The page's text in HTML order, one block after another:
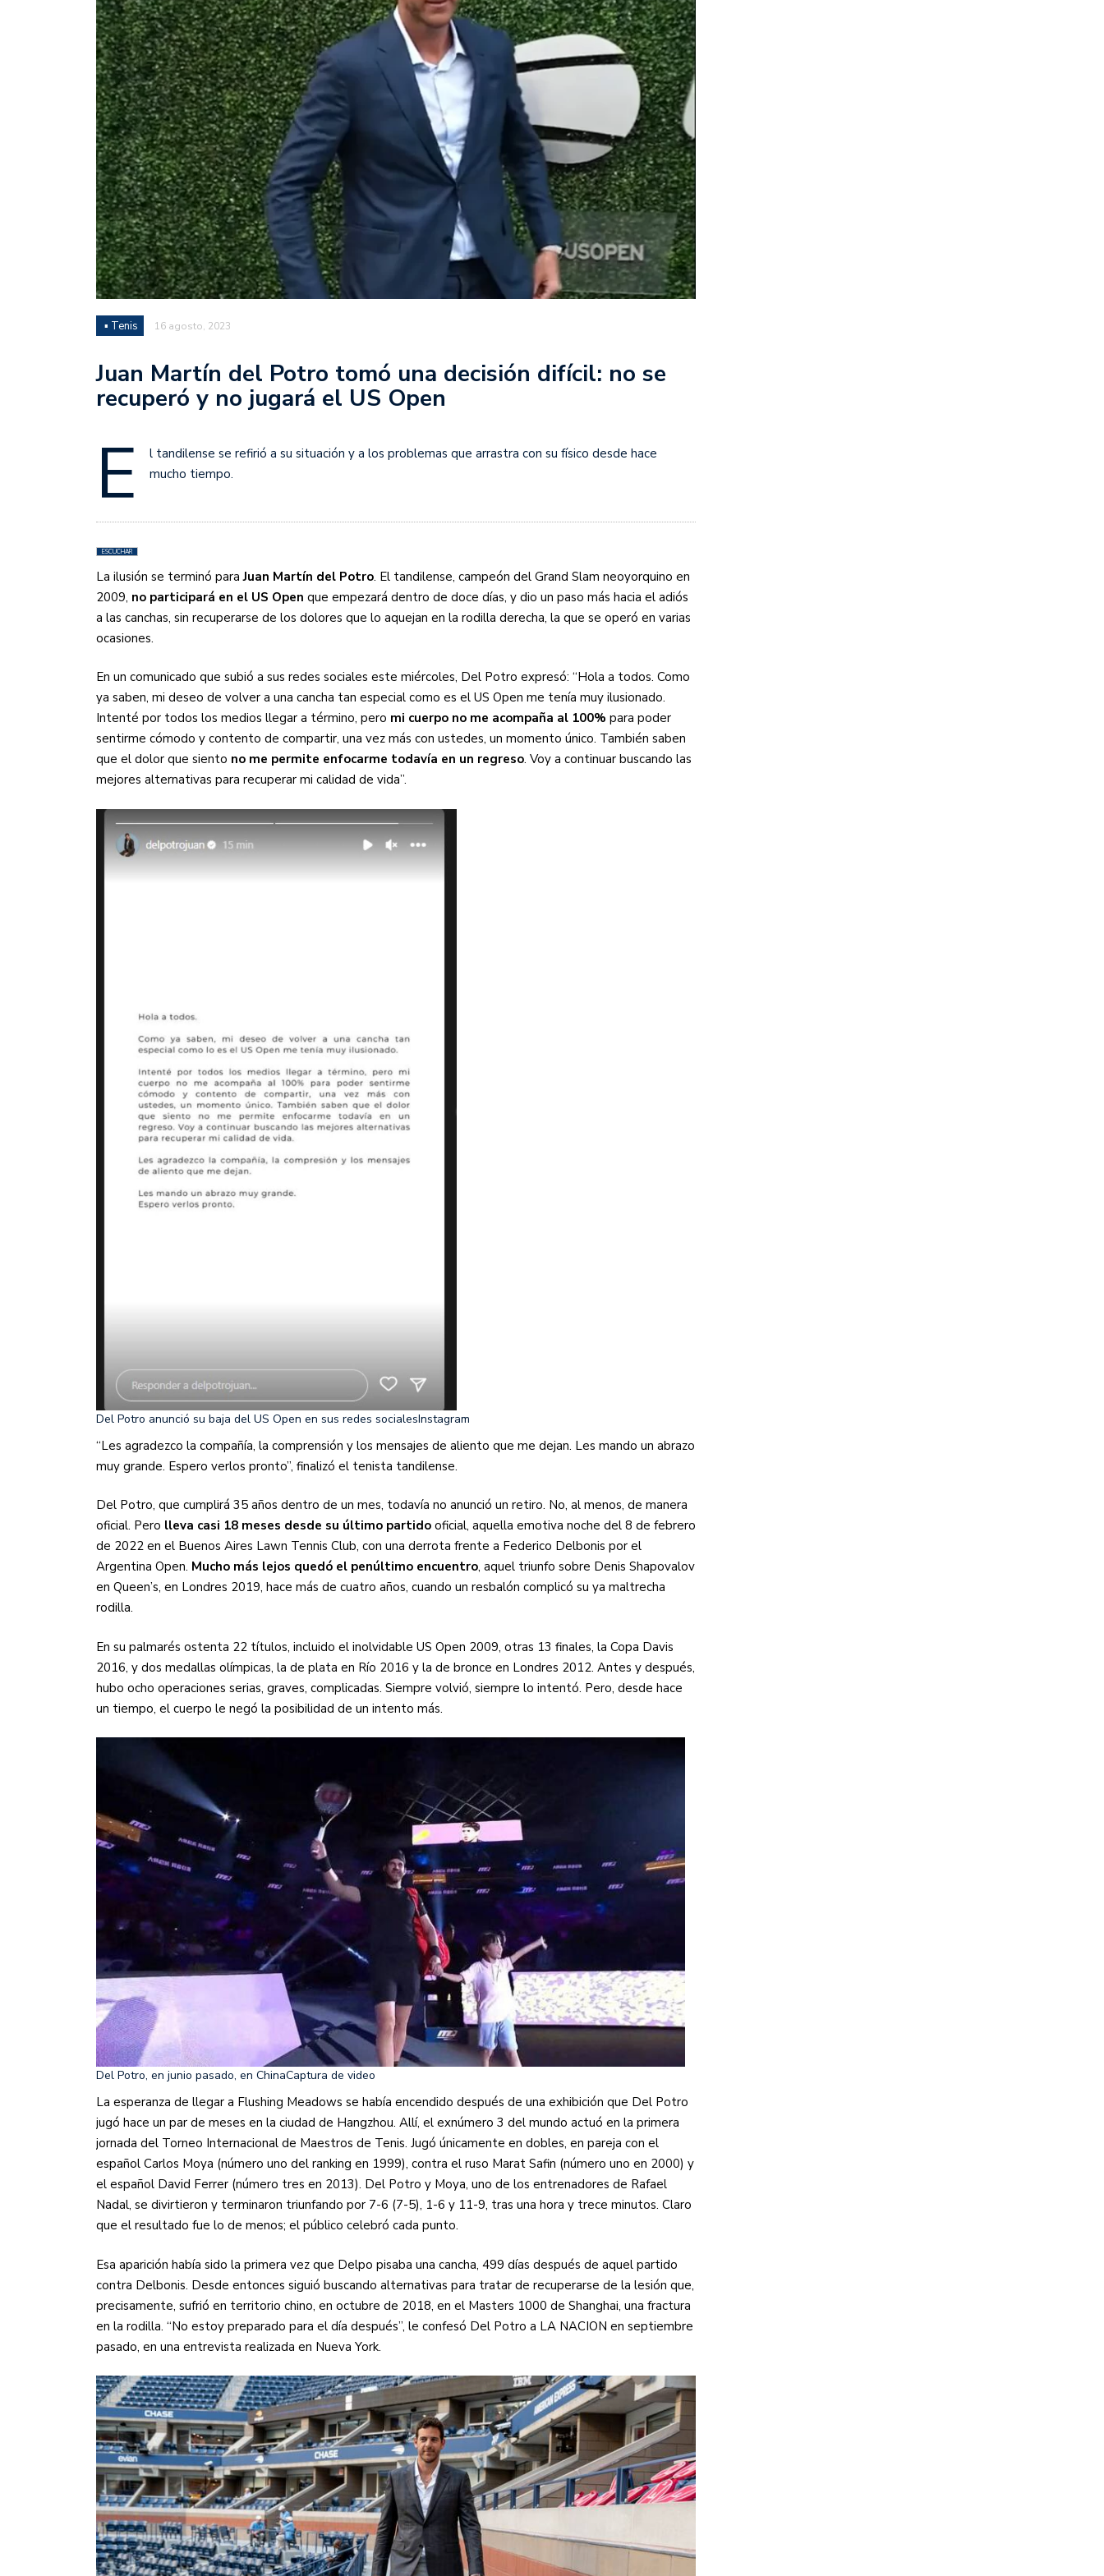
en la historia grande del club”
Nicolás Otamendi regresa al fútbol argentino después de 16 años: del orgullo
de Vélez a la pasión por River
Boca ganó con lo justo ante O’Higgins gracias a la jerarquía de Paredes: una
diferencia y un juego que no dan paz para ir a Rancagua
El Nacional de Clubes A llega a Córdoba con el histórico regreso de Diego
Simonet
Lista de la selección femenina de Argentina para la Copa Mundial de Hockey FIH
2026
Lista de la selección masculina de Argentina para la Copa Mundial de Hockey
Sudamericana
Empieza el Clausura: las diez cosas que tenés que saber
▪ Tenis 16 agosto, 2023
Juan Martín del Potro tomó una decisión difícil: no se
recuperó y no jugará el US Open
E
l tandilense se refirió a su situación y a los problemas que arrastra con su físico desde hace
mucho tiempo.
ESCUCHAR
La ilusión se terminó paraJuan Martín del Potro. El tandilense, campeón del Grand Slam neoyorquino en
2009, no participará en el US Open que empezará dentro de doce días, y dio un paso más hacia el adiós
a las canchas, sin recuperarse de los dolores que lo aquejan en la rodilla derecha, la que se operó en varias
ocasiones.
En un comunicado que subió a sus redes sociales este miércoles, Del Potro expresó: “Hola a todos. Como
ya saben, mi deseo de volver a una cancha tan especial como es el US Open me tenía muy ilusionado.
Intenté por todos los medios llegar a término, pero mi cuerpo no me acompaña al 100% para poder
sentirme cómodo y contento de compartir, una vez más con ustedes, un momento único. También saben
que el dolor que siento no me permite enfocarme todavía en un regreso. Voy a continuar buscando las
mejores alternativas para recuperar mi calidad de vida”.
Del Potro anunció su baja del US Open en sus redes socialesInstagram
“Les agradezco la compañía, la comprensión y los mensajes de aliento que me dejan. Les mando un abrazo
muy grande. Espero verlos pronto”, finalizó el tenista tandilense.
Del Potro, que cumplirá 35 años dentro de un mes, todavía no anunció un retiro. No, al menos, de manera
oficial. Pero lleva casi 18 meses desde su último partido oficial, aquella emotiva noche del 8 de febrero
de 2022 en el Buenos Aires Lawn Tennis Club, con una derrota frente a Federico Delbonis por el
Argentina Open. Mucho más lejos quedó el penúltimo encuentro, aquel triunfo sobre Denis Shapovalov
en Queen’s, en Londres 2019, hace más de cuatro años, cuando un resbalón complicó su ya maltrecha
rodilla.
En su palmarés ostenta 22 títulos, incluido el inolvidable US Open 2009, otras 13 finales, la Copa Davis
2016, y dos medallas olímpicas, la de plata en Río 2016 y la de bronce en Londres 2012. Antes y después,
hubo ocho operaciones serias, graves, complicadas. Siempre volvió, siempre lo intentó. Pero, desde hace
un tiempo, el cuerpo le negó la posibilidad de un intento más.
Del Potro, en junio pasado, en ChinaCaptura de video
La esperanza de llegar a Flushing Meadows se había encendido después de una exhibición que Del Potro
jugó hace un par de meses en la ciudad de Hangzhou. Allí, el exnúmero 3 del mundo actuó en la primera
jornada del Torneo Internacional de Maestros de Tenis. Jugó únicamente en dobles, en pareja con el
español Carlos Moya (número uno del ranking en 1999), contra el ruso Marat Safin (número uno en 2000) y
el español David Ferrer (número tres en 2013). Del Potro y Moya, uno de los entrenadores de Rafael
Nadal, se divirtieron y terminaron triunfando por 7-6 (7-5), 1-6 y 11-9, tras una hora y trece minutos. Claro
que el resultado fue lo de menos; el público celebró cada punto.
Esa aparición había sido la primera vez que Delpo pisaba una cancha, 499 días después de aquel partido
contra Delbonis. Desde entonces siguió buscando alternativas para tratar de recuperarse de la lesión que,
precisamente, sufrió en territorio chino, en octubre de 2018, en el Masters 1000 de Shanghai, una fractura
en la rodilla. “No estoy preparado para el día después”, le confesó Del Potro a LA NACION en septiembre
pasado, en una entrevista realizada en Nueva York.